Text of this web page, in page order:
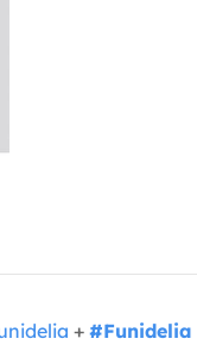
+ #Funidelia